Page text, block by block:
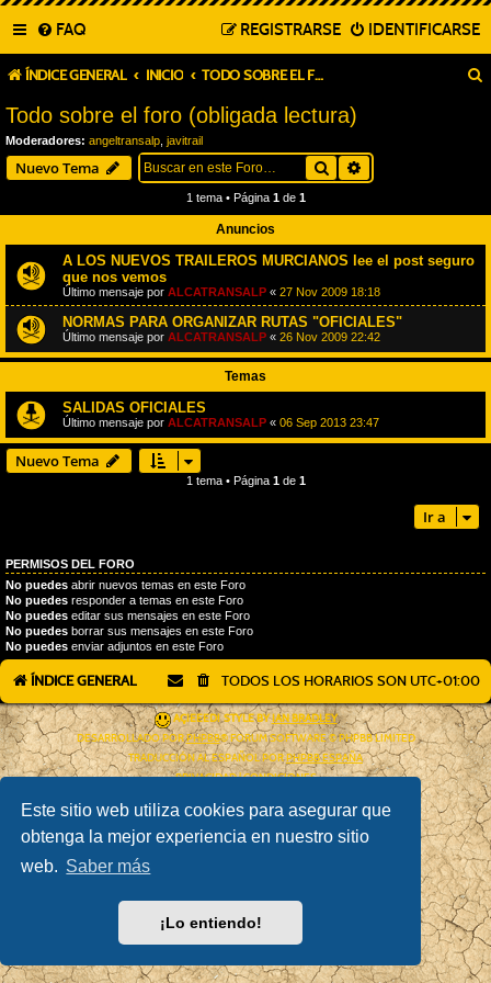
Este sitio web utiliza cookies para asegurar que
obtenga la mejor experiencia en nuestro sitio
web. Saber más
¡Lo entiendo!
FAQ IDENTIFICARSE
REGISTRARSE
ÍNDICE GENERAL INICIO TODO SOBRE EL FORO (OBLIGADA LECTURA)
Todo sobre el foro (obligada lectura)
Moderadores: angeltransalp javitrail
Nuevo Tema Buscar
1 tema • Página 1de 1
Anuncios
A LOS NUEVOS TRAILEROS MURCIANOS lee el post seguro
que nos vemos
Último mensaje por ALCATRANSALP « 27 Nov 2009 18:18
NORMAS PARA ORGANIZAR RUTAS "OFICIALES"
Último mensaje por ALCATRANSALP « 26 Nov 2009 22:42
Temas
SALIDAS OFICIALES
Último mensaje por ALCATRANSALP « 06 Sep 2013 23:47
Nuevo Tema
1 tema • Página 1de 1
Ir a
PERMISOS DEL FORO
No puedes abrir nuevos temas en este Foro
No puedes responder a temas en este Foro
No puedes editar sus mensajes en este Foro
No puedes borrar sus mensajes en este Foro
No puedes enviar adjuntos en este Foro
ÍNDICE GENERAL TODOS LOS HORARIOS SON UTC+01:00
AÇIEEED! STYLE BYIAN BRADLEY
DESARROLLADO PORPHPBB® FORUM SOFTWARE © PHPBB LIMITED
TRADUCCIÓN AL ESPAÑOL POR PHPBB ESPAÑA
PRIVACIDAD|CONDICIONES